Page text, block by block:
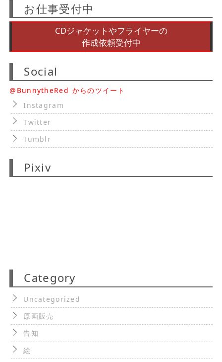
お仕事受付中
CDジャケットやフライヤーの
作成依頼受付中
Social
@BunnytheRed からのツイート
Instagram
Twitter
Tumblr
Pixiv
Category
Uncategorized
原画販売
告知
絵